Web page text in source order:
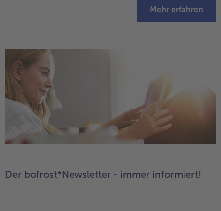
Mehr erfahren
Der bofrost*Newsletter - immer informiert!